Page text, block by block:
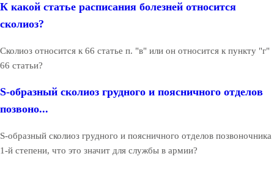
К какой статье расписания болезней относится
сколиоз?
Сколиоз относится к 66 статье п. "в" или он относится к пункту "г"
66 статьи?
S-образный сколиоз грудного и поясничного отделов
позвоно...
S-образный сколиоз грудного и поясничного отделов позвоночника
1-й степени, что это значит для службы в армии?